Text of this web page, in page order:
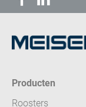
Producten
Roosters